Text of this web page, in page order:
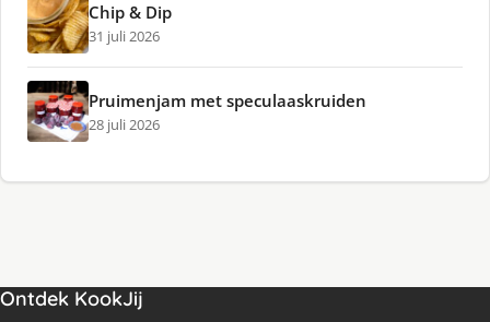
Chip & Dip
31 juli 2026
Pruimenjam met speculaaskruiden
28 juli 2026
Ontdek KookJij